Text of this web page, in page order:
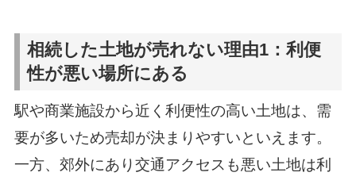
相続した土地が売れない理由1：利便
性が悪い場所にある
駅や商業施設から近く利便性の高い土地は、需
要が多いため売却が決まりやすいといえます。
一方、郊外にあり交通アクセスも悪い土地は利